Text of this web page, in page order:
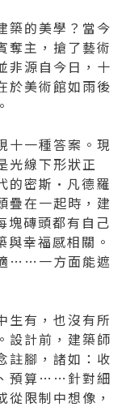
築的美學？當今
奪主，搶了藝術
非源自今日，十
於美術館如雨後
十一種答案。現
光線下形狀正
的密斯•凡德羅
疊在一起時，建
塊磚頭都有自己
幸福感相關。
……一方面能遮
生有，也沒有所
設計前，建築師
註腳，諸如：收
預算……針對細
限制中想像，